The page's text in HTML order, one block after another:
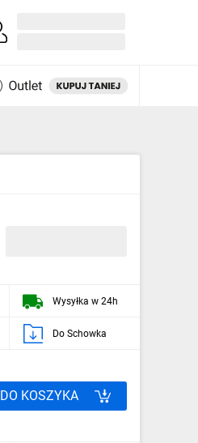
Wysyłka w 24h
Do Schowka
DO KOSZYKA